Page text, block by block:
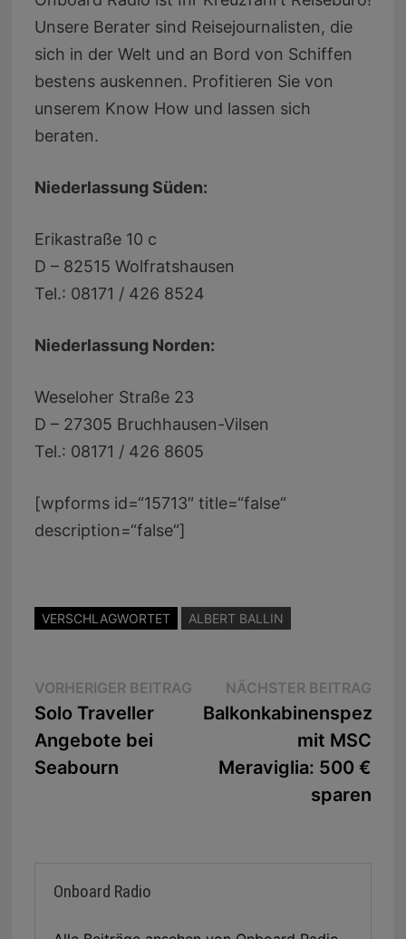
Unsere Berater sind Reisejournalisten, die
sich in der Welt und an Bord von Schiffen
bestens auskennen. Profitieren Sie von
unserem Know How und lassen sich
beraten.
Niederlassung Süden:
Erikastraße 10 c
D – 82515 Wolfratshausen
Tel.: 08171 / 426 8524
Niederlassung Norden:
Weseloher Straße 23
D – 27305 Bruchhausen-Vilsen
Tel.: 08171 / 426 8605
[wpforms id=“15713″ title=“false“
description=“false“]
VERSCHLAGWORTET ALBERT BALLIN
Beitragsnavigation
VORHERIGER BEITRAGVorheriger
Beitrag:
Solo Traveller
Angebote bei
Seabourn
NÄCHSTER BEITRAG
Balkonkabinenspezial
mit MSC
Meraviglia: 500 €
sparen
Onboard Radio